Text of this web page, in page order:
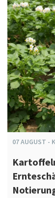
07AUGUST -